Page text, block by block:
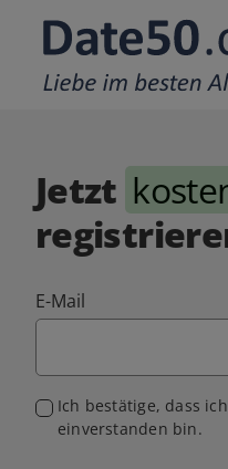
Jetzt
E-Mail
Ich bestätige, dass
einverstanden bin.